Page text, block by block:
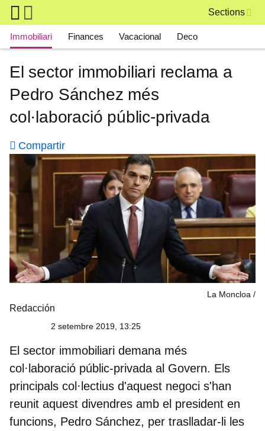
Skip to main content
Sections
Main navigation
Immobiliari Finances Vacacional Deco
El sector immobiliari reclama a
Pedro Sánchez més
col·laboració públic-privada
Compartir
La Moncloa
Redacción
2 setembre 2019, 13:25
El sector immobiliari demana més
col·laboració públic-privada al Govern. Els
principals col·lectius d'aquest negoci s'han
reunit aquest divendres amb el president en
funcions, Pedro Sánchez, per traslladar-li les